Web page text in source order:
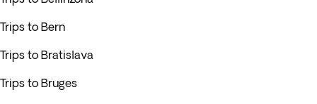
Trips to Bern
Trips to Bratislava
Trips to Bruges